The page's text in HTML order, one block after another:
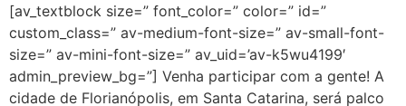
[av_textblock size=” font_color=” color=” id=”
custom_class=” av-medium-font-size=” av-small-font-
size=” av-mini-font-size=” av_uid=’av-k5wu4199′
admin_preview_bg=”] Venha participar com a gente! A
cidade de Florianópolis, em Santa Catarina, será palco